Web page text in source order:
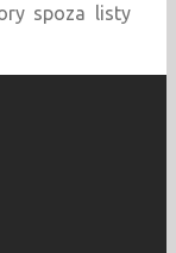
spoza listy